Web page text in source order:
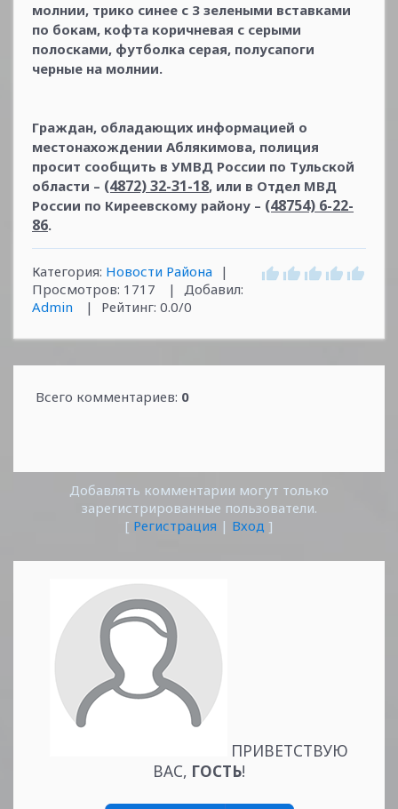
молнии, трико синее с 3 зелеными вставками
по бокам, кофта коричневая с серыми
полосками, футболка серая, полусапоги
черные на молнии.
Граждан, обладающих информацией о
местонахождении Аблякимова, полиция
просит сообщить в УМВД России по Тульской
области – (4872) 32-31-18, или в Отдел МВД
России по Киреевскому району – (48754) 6-22-
86.
Категория: Новости Района
|
Просмотров: 1717 | Добавил:
Admin
| Рейтинг: 0.0/0
Всего комментариев: 0
Добавлять комментарии могут только
зарегистрированные пользователи.
[ Регистрация | Вход ]
ПРИВЕТСТВУЮ
ВАС, ГОСТЬ!